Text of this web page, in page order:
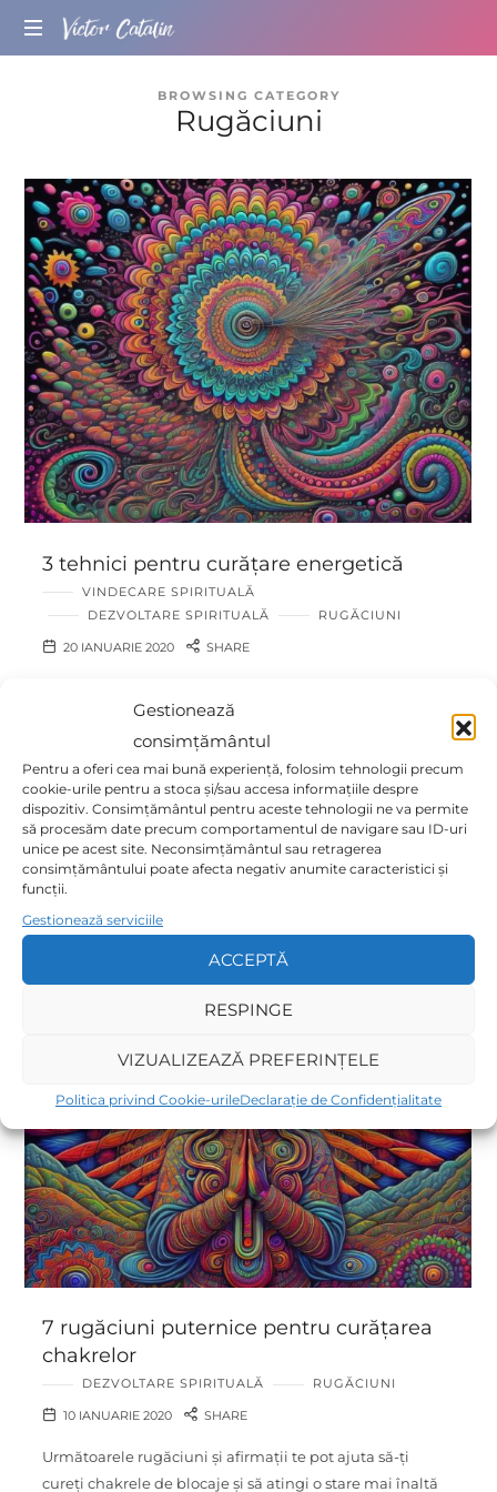
Gestionează
consimțământul
Pentru a oferi cea mai bună experiență, folosim tehnologii precum
cookie-urile pentru a stoca și/sau accesa informațiile despre
dispozitiv. Consimțământul pentru aceste tehnologii ne va permite
să procesăm date precum comportamentul de navigare sau ID-uri
unice pe acest site. Neconsimțământul sau retragerea
consimțământului poate afecta negativ anumite caracteristici și
funcții.
Gestionează serviciile
ACCEPTĂ
RESPINGE
VIZUALIZEAZĂ PREFERINȚELE
Politica privind Cookie-urileDeclarație de Confidențialitate
Victor
BROWSING CATEGORY
Rugăciuni
3 tehnici pentru curățare energetică
VINDECARE SPIRITUALĂ
DEZVOLTARE SPIRITUALĂ
RUGĂCIUNI
20 IANUARIE 2020 SHARE
Concentrează-te pe chakra coroană (creștetul capului)
până ce simți că s-a activat (1-2 min). Acum imaginează-
ți că spațiul în care te afli este încărcat cu lumină albă
strălucitoare, deschide-ți…
Read More
7 rugăciuni puternice pentru curățarea
chakrelor
DEZVOLTARE SPIRITUALĂ RUGĂCIUNI
10 IANUARIE 2020 SHARE
Următoarele rugăciuni și afirmații te pot ajuta să-ți
cureți chakrele de blocaje și să atingi o stare mai înaltă